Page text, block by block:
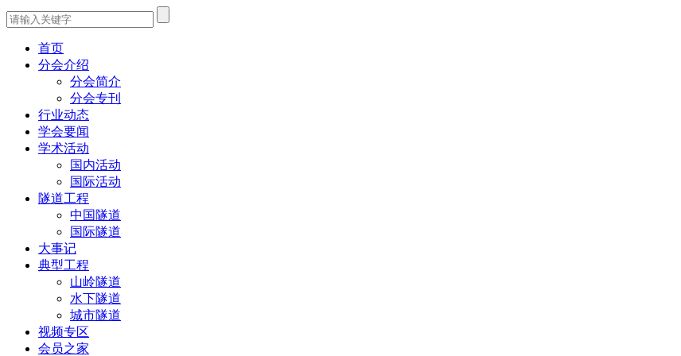
首页
分会介绍
分会简介
分会专刊
行业动态
学会要闻
学术活动
国内活动
国际活动
隧道工程
中国隧道
国际隧道
大事记
典型工程
山岭隧道
水下隧道
城市隧道
视频专区
会员之家